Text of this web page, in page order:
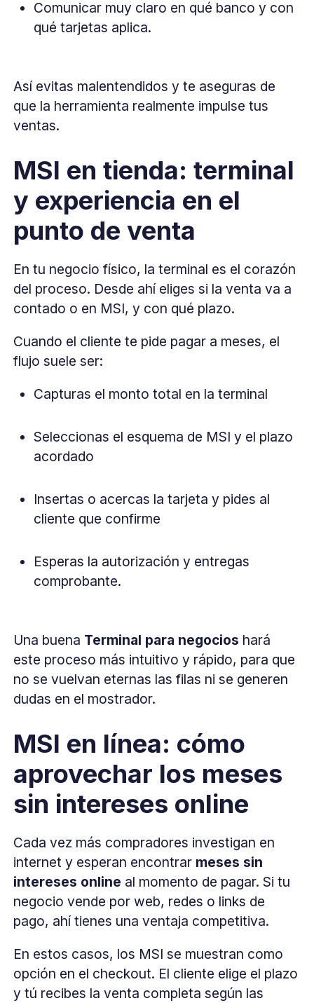
Comunicar muy claro en qué banco y con
qué tarjetas aplica.
Así evitas malentendidos y te aseguras de
que la herramienta realmente impulse tus
ventas.
MSI en tienda: terminal
y experiencia en el
punto de venta
En tu negocio físico, la terminal es el corazón
del proceso. Desde ahí eliges si la venta va a
contado o en MSI, y con qué plazo.
Cuando el cliente te pide pagar a meses, el
flujo suele ser:
Capturas el monto total en la terminal
Seleccionas el esquema de MSI y el plazo
acordado
Insertas o acercas la tarjeta y pides al
cliente que confirme
Esperas la autorización y entregas
comprobante.
Una buena Terminal para negocios hará
este proceso más intuitivo y rápido, para que
no se vuelvan eternas las filas ni se generen
dudas en el mostrador.
MSI en línea: cómo
aprovechar los meses
sin intereses online
Cada vez más compradores investigan en
internet y esperan encontrar meses sin
intereses online al momento de pagar. Si tu
negocio vende por web, redes o links de
pago, ahí tienes una ventaja competitiva.
En estos casos, los MSI se muestran como
opción en el checkout. El cliente elige el plazo
y tú recibes la venta completa según las